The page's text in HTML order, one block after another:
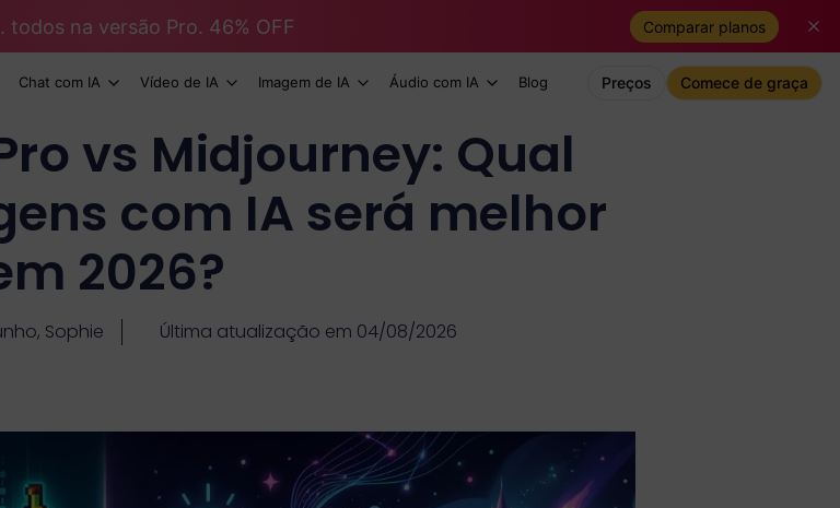
todos na versão Pro. 46% OFF Comparar planos
Chat com IA Vídeo de IA Imagem de IA Áudio com IA Blog Preços Comece de graça
vs Midjourney: Qual
com IA será melhor
2026?
Sophie Última atualização em 04/08/2026